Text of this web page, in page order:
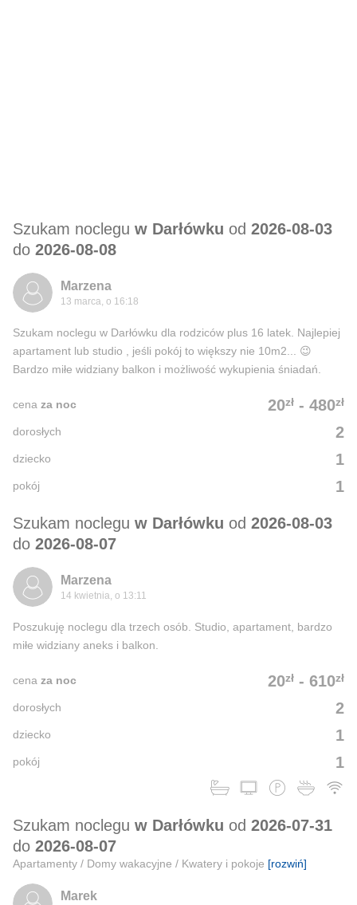
Szukam noclegu w Darłówku od 2026-08-03
do 2026-08-08
Marzena
13 marca, o 16:18
Szukam noclegu w Darłówku dla rodziców plus 16 latek. Najlepiej
apartament lub studio , jeśli pokój to większy nie 10m2... 😉
Bardzo miłe widziany balkon i możliwość wykupienia śniadań.
20zł - 480zł
cena za noc
2
dorosłych
1
dziecko
1
pokój
Szukam noclegu w Darłówku od 2026-08-03
do 2026-08-07
Marzena
14 kwietnia, o 13:11
Poszukuję noclegu dla trzech osób. Studio, apartament, bardzo
miłe widziany aneks i balkon.
20zł - 610zł
cena za noc
2
dorosłych
1
dziecko
1
pokój
Szukam noclegu w Darłówku od 2026-07-31
do 2026-08-07
Apartamenty / Domy wakacyjne / Kwatery i pokoje [rozwiń]
Marek